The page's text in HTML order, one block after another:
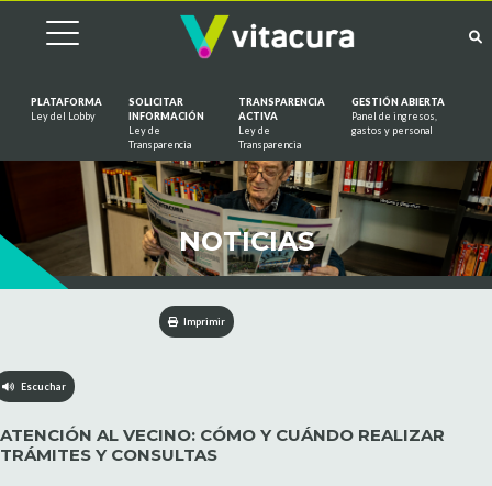
PLATAFORMA
Ley del Lobby
SOLICITAR
INFORMACIÓN
Ley de
Transparencia
TRANSPARENCIA
ACTIVA
Ley de
Transparencia
GESTIÓN ABIERTA
Panel de ingresos,
gastos y personal
NOTICIAS
Imprimir
Escuchar
ATENCIÓN AL VECINO: CÓMO Y CUÁNDO REALIZAR
TRÁMITES Y CONSULTAS